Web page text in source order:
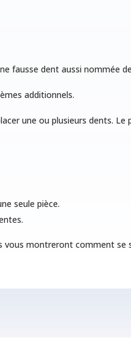
fausse dent aussi nommée
additionnels.
une ou plusieurs dents. Le
seule pièce.
montreront comment se